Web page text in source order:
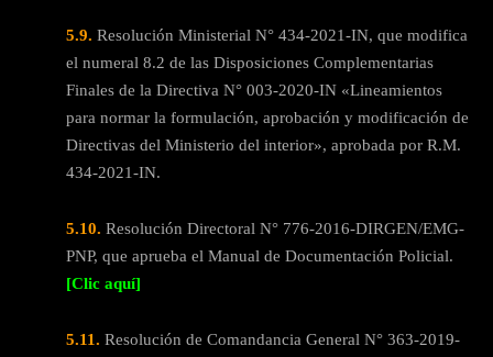
5.9. Resolución Ministerial N° 434-2021-IN, que modifica
el numeral 8.2 de las Disposiciones Complementarias
Finales de la Directiva N° 003-2020-IN «Lineamientos
para normar la formulación, aprobación y modificación de
Directivas del Ministerio del interior», aprobada por R.M.
434-2021-IN.
5.10. Resolución Directoral N° 776-2016-DIRGEN/EMG-
PNP, que aprueba el Manual de Documentación Policial.
[Clic aquí]
5.11. Resolución de Comandancia General N° 363-2019-